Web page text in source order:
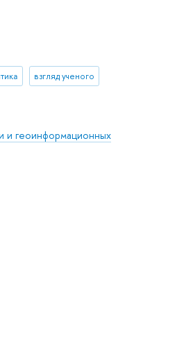
взгляд ученого
и геоинформационных